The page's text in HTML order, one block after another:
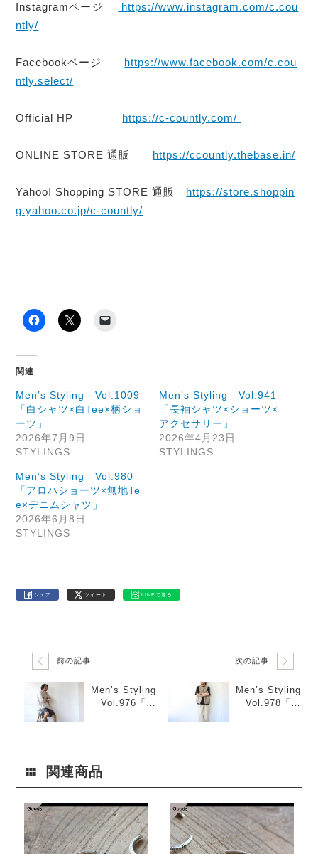
Instagramページ
https://www.instagram.com/c.cou
ntly/
Facebookページ https://www.facebook.com/c.cou
ntly.select/
Official HP https://c-countly.com/
ONLINE STORE 通販 https://ccountly.thebase.in/
Yahoo! Shopping STORE 通販 https://store.shoppin
g.yahoo.co.jp/c-countly/
関連
Men’s Styling Vol.1009
「白シャツ×白Tee×柄ショ
ーツ」
2026年7月9日
STYLINGS
Men’s Styling Vol.941
「長袖シャツ×ショーツ×
アクセサリー」
2026年4月23日
STYLINGS
Men’s Styling Vol.980
「アロハショーツ×無地Te
e×デニムシャツ」
2026年6月8日
STYLINGS
シェア ツイート LINEで送る
前の記事
Men’s Styling
Vol.976「8
次の記事
Men’s Styling
Vol.978「ノ
関連商品